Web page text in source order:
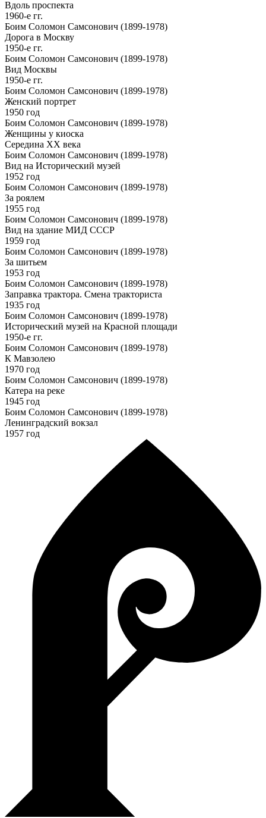
Вдоль проспекта
1960-е гг.
Боим Соломон Самсонович (1899-1978)
Дорога в Москву
1950-е гг.
Боим Соломон Самсонович (1899-1978)
Вид Москвы
1950-е гг.
Боим Соломон Самсонович (1899-1978)
Женский портрет
1950 год
Боим Соломон Самсонович (1899-1978)
Женщины у киоска
Середина ХХ века
Боим Соломон Самсонович (1899-1978)
Вид на Исторический музей
1952 год
Боим Соломон Самсонович (1899-1978)
За роялем
1955 год
Боим Соломон Самсонович (1899-1978)
Вид на здание МИД СССР
1959 год
Боим Соломон Самсонович (1899-1978)
За шитьем
1953 год
Боим Соломон Самсонович (1899-1978)
Заправка трактора. Смена тракториста
1935 год
Боим Соломон Самсонович (1899-1978)
Исторический музей на Красной площади
1950-е гг.
Боим Соломон Самсонович (1899-1978)
К Мавзолею
1970 год
Боим Соломон Самсонович (1899-1978)
Катера на реке
1945 год
Боим Соломон Самсонович (1899-1978)
Ленинградский вокзал
1957 год